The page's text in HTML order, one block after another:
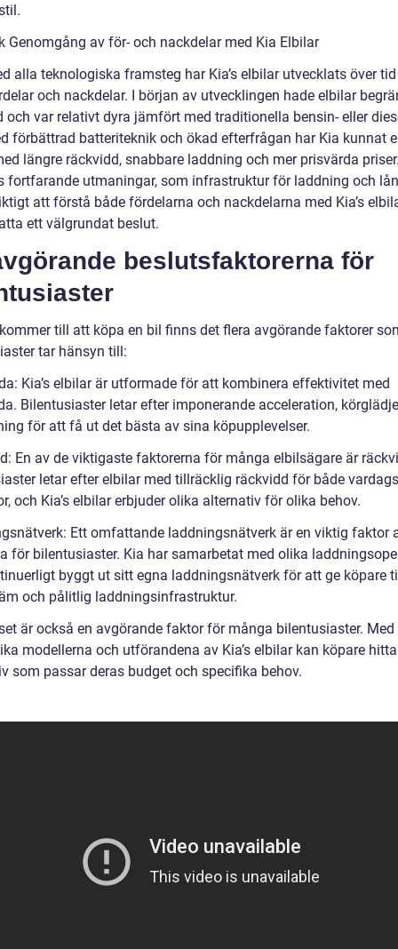
Genomgång av för- och nackdelar med Kia Elbilar
alla teknologiska framsteg har Kia’s elbilar utvecklats över
och nackdelar. I början av utvecklingen hade elbilar
och var relativt dyra jämfört med traditionella bensin- eller
förbättrad batteriteknik och ökad efterfrågan har Kia kunnat
längre räckvidd, snabbare laddning och mer prisvärda
fortfarande utmaningar, som infrastruktur för laddning och
att förstå både fördelarna och nackdelarna med Kia’s
ett välgrundat beslut.
beslutsfaktorerna för
till att köpa en bil finns det flera avgörande faktorer
tar hänsyn till:
Kia’s elbilar är utformade för att kombinera effektivitet med
Bilentusiaster letar efter imponerande acceleration,
för att få ut det bästa av sina köpupplevelser.
En av de viktigaste faktorerna för många elbilsägare är
letar efter elbilar med tillräcklig räckvidd för både
och Kia’s elbilar erbjuder olika alternativ för olika behov.
Ett omfattande laddningsnätverk är en viktig faktor
för bilentusiaster. Kia har samarbetat med olika
byggt ut sitt egna laddningsnätverk för att ge köpare
och pålitlig laddningsinfrastruktur.
är också en avgörande faktor för många bilentusiaster. Med
modellerna och utförandena av Kia’s elbilar kan köpare hitta
som passar deras budget och specifika behov.